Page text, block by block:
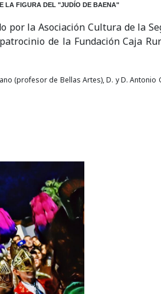
LA FIGURA DEL "JUDÍO DE BAENA"
la Asociación Cultura de la
de la Fundación Caja
(profesor de Bellas Artes), D. y D. Antonio